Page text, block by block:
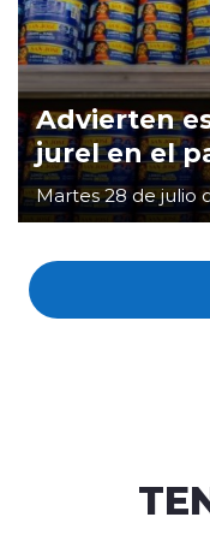
Advierten
jurel en el
Martes 28 de julio